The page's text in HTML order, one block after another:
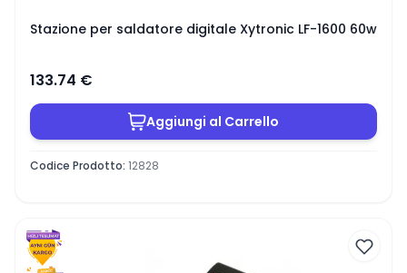
Stazione per saldatore digitale Xytronic LF-1600 60w
133.74 €
Aggiungi al Carrello
Codice Prodotto: 12828